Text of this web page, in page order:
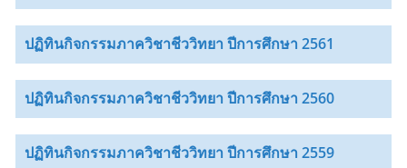
ปฏิทินกิจกรรมภาควิชาชีววิทยา ปีการศึกษา 2561
ปฏิทินกิจกรรมภาควิชาชีววิทยา ปีการศึกษา 2560
ปฏิทินกิจกรรมภาควิชาชีววิทยา ปีการศึกษา 2559